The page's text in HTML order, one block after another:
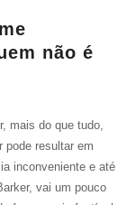
não é
mais do que tudo,
pode resultar em
inconveniente e até
vai um pouco